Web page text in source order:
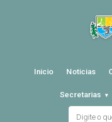
Inicio Noticias
Secretarias